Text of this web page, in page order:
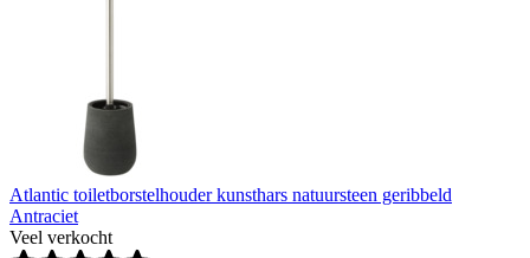
Atlantic toiletborstelhouder kunsthars natuursteen geribbeld
Antraciet
Veel verkocht